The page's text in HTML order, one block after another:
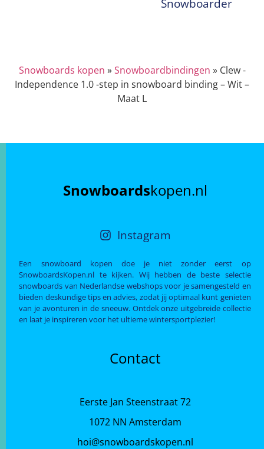
Snowboarder
Snowboards kopen »Snowboardbindingen » Clew -
Independence 1.0 -step in snowboard binding – Wit –
Maat L
Snowboardskopen.nl
Instagram
Een snowboard kopen doe je niet zonder eerst op
SnowboardsKopen.nl te kijken. Wij hebben de beste selectie
snowboards van Nederlandse webshops voor je samengesteld en
bieden deskundige tips en advies, zodat jij optimaal kunt genieten
van je avonturen in de sneeuw. Ontdek onze uitgebreide collectie
en laat je inspireren voor het ultieme wintersportplezier!
Contact
Eerste Jan Steenstraat 72
1072 NN Amsterdam
hoi@snowboardskopen.nl